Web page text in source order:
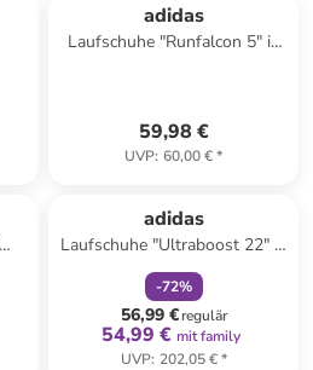
adidas
Laufschuhe "Runfalcon 5" in
59,98 €
UVP: 60,00 €*
adidas
Laufschuhe "Ultraboost 22" in
Schwarz/ Grün
-72%
56,99 €regulär
54,99 € mit family
UVP: 202,05 €*